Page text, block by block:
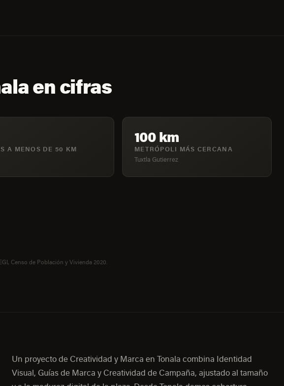
en cifras
A MENOS DE 50 KM
100 km
METRÓPOLI MÁS CERCANA
Tuxtla Gutierrez
Censo de Población y Vivienda 2020.
Un proyecto de Creatividad y Marca en Tonala combina Identidad
Visual, Guías de Marca y Creatividad de Campaña, ajustado al tamaño